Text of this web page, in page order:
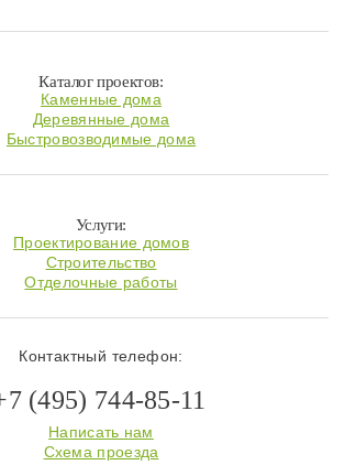
Каталог проектов:
Каменные дома
Деревянные дома
Быстровозводимые дома
Услуги:
Проектирование домов
Строительство
Отделочные работы
Контактный телефон:
(495) 744-85-11
Написать нам
Схема проезда